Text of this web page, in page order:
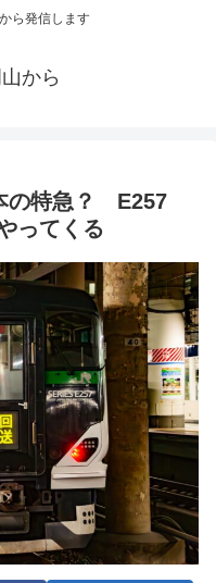
ら発信します
から
の特急？ E257
ってくる